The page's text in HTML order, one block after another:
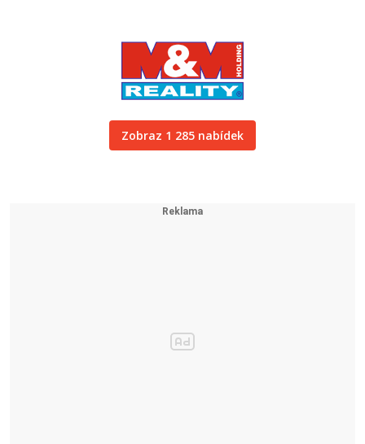
Zobraz 1 285 nabídek